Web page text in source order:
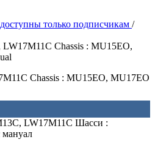
только подписчикам /
LW17M11C Chassis : MU15EO,
Chassis : MU15EO, MU17EO
LW17M11C Шасси :